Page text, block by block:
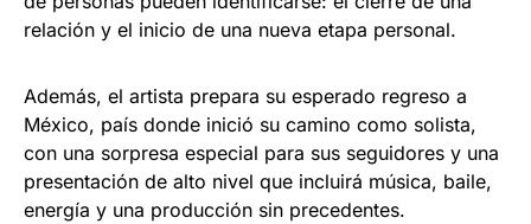
relación y el inicio de una nueva etapa personal.
Además, el artista prepara su esperado regreso a
México, país donde inició su camino como solista,
con una sorpresa especial para sus seguidores y una
presentación de alto nivel que incluirá música, baile,
energía y una producción sin precedentes.